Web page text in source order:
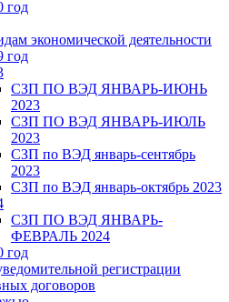
год
экономической деятельности
год
СЗП ПО ВЭД ЯНВАРЬ-ИЮНЬ
2023
СЗП ПО ВЭД ЯНВАРЬ-ИЮЛЬ
2023
СЗП по ВЭД январь-сентябрь
2023
СЗП по ВЭД январь-октябрь 2023
СЗП ПО ВЭД ЯНВАРЬ-
ФЕВРАЛЬ 2024
год
регистрации
договоров